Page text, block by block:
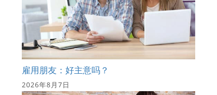
雇用朋友：好主意吗？
2026年8月7日